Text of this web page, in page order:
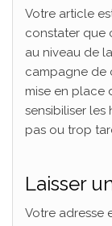
Votre article
constater que
au niveau de
campagne de
mise en place
sensibiliser les
pas ou trop
Laisser
Votre adresse